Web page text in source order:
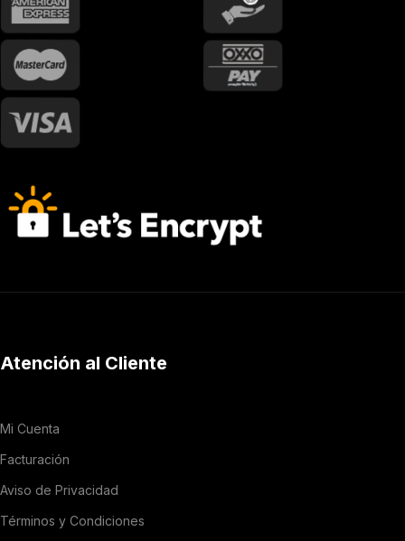
Atención al Cliente
Mi Cuenta
Facturación
Aviso de Privacidad
Términos y Condiciones